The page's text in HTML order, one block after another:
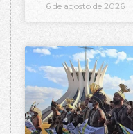
6 de agosto de 2026